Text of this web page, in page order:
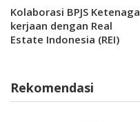
berkualitas dalam
pengelolaan bisnis.
Kolaborasi BPJS Ketenaga
kerjaan dengan Real
Estate Indonesia (REI)
Rekomendasi